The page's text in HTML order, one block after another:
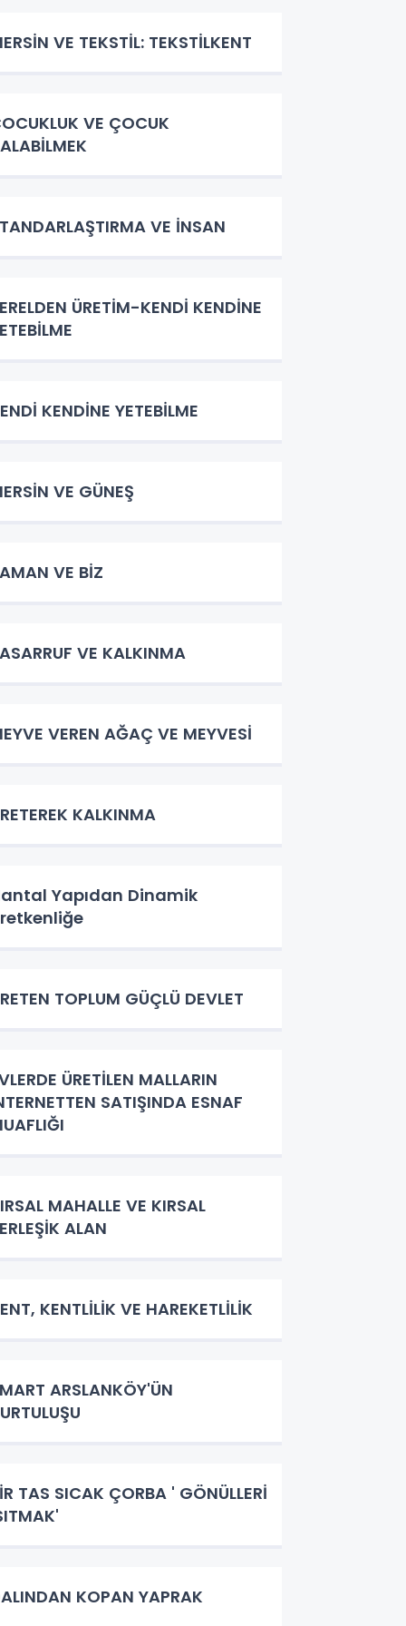
VE TEKSTİL: TEKSTİLKENT
VE ÇOCUK
VE İNSAN
ÜRETİM-KENDİ KENDİNE
KENDİNE YETEBİLME
VE GÜNEŞ
VE BİZ
VE KALKINMA
VEREN AĞAÇ VE MEYVESİ
KALKINMA
Yapıdan Dinamik
TOPLUM GÜÇLÜ DEVLET
ÜRETİLEN MALLARIN
SATIŞINDA ESNAF
MAHALLE VE KIRSAL
ALAN
KENTLİLİK VE HAREKETLİLİK
ARSLANKÖY'ÜN
TAS SICAK ÇORBA ' GÖNÜLLERİ
KOPAN YAPRAK